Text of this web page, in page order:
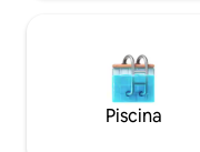
Piscina